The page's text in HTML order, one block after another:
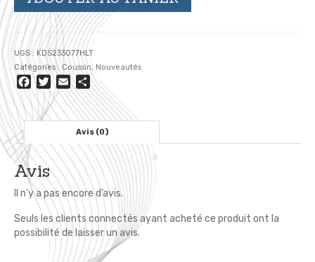
de
MAYABA
-
Coussin
40
x
40
-
Motif
Bohème
Attrape
Rêve
UGS : KDS233077HLT
Catégories :Coussin, Nouveautés
Facebook
Twitter
EmailPartager
Avis (0)
Avis
Il n’y a pas encore d’avis.
Seuls les clients connectés ayant acheté ce produit ont la
possibilité de laisser un avis.